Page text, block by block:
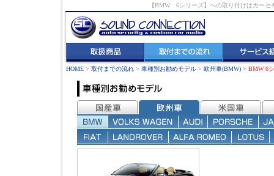
【BMW 6シリーズ】への取り付けはカー
HOME > 取付までの流れ > 車種別お勧めモデル > 欧州車(BMW) > BMW 6